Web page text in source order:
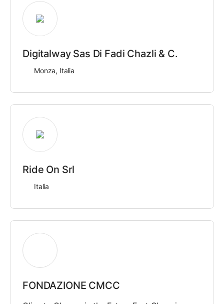
Digitalway Sas Di Fadi Chazli & C.
Monza, Italia
Ride On Srl
Italia
FONDAZIONE CMCC